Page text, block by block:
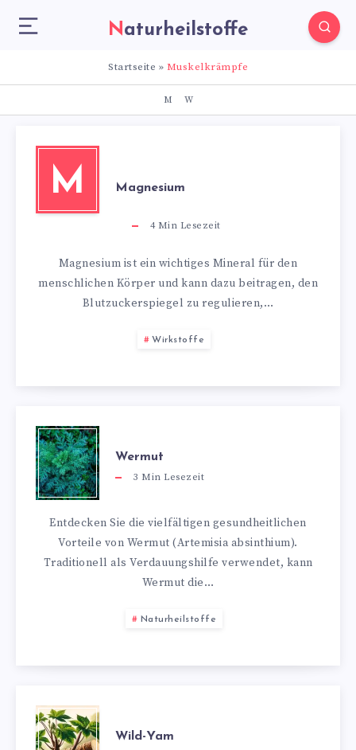
Naturheilstoffe
Startseite » Muskelkrämpfe
M W
M Magnesium
4Min Lesezeit
Magnesium ist ein wichtiges Mineral für den
menschlichen Körper und kann dazu beitragen, den
Blutzuckerspiegel zu regulieren,…
Wirkstoffe
Wermut
3 Min Lesezeit
Entdecken Sie die vielfältigen gesundheitlichen
Vorteile von Wermut (Artemisia absinthium).
Traditionell als Verdauungshilfe verwendet, kann
Wermut die…
Naturheilstoffe
Wild-Yam